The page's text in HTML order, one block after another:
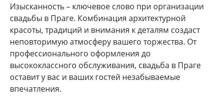
Изысканность – ключевое слово при организации
свадьбы в Праге. Комбинация архитектурной
красоты, традиций и внимания к деталям создаст
неповторимую атмосферу вашего торжества. От
профессионального оформления до
высококлассного обслуживания, свадьба в Праге
оставит у вас и ваших гостей незабываемые
впечатления.